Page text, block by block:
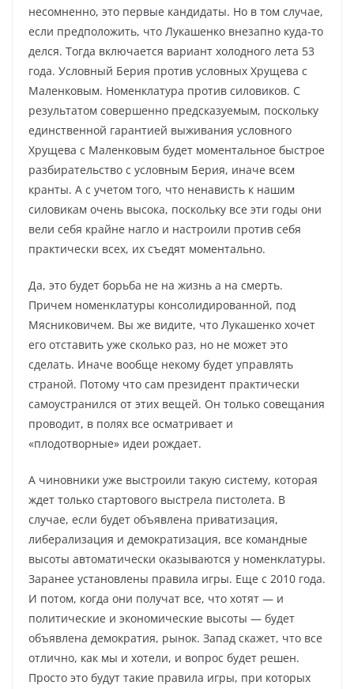
несомненно, это первые кандидаты. Но в том случае,
если предположить, что Лукашенко внезапно куда-то
делся. Тогда включается вариант холодного лета 53
года. Условный Берия против условных Хрущева с
Маленковым. Номенклатура против силовиков. С
результатом совершенно предсказуемым, поскольку
единственной гарантией выживания условного
Хрущева с Маленковым будет моментальное быстрое
разбирательство с условным Берия, иначе всем
кранты. А с учетом того, что ненависть к нашим
силовикам очень высока, поскольку все эти годы они
вели себя крайне нагло и настроили против себя
практически всех, их съедят моментально.
Да, это будет борьба не на жизнь а на смерть.
Причем номенклатуры консолидированной, под
Мясниковичем. Вы же видите, что Лукашенко хочет
его отставить уже сколько раз, но не может это
сделать. Иначе вообще некому будет управлять
страной. Потому что сам президент практически
самоустранился от этих вещей. Он только совещания
проводит, в полях все осматривает и
«плодотворные» идеи рождает.
А чиновники уже выстроили такую систему, которая
ждет только стартового выстрела пистолета. В
случае, если будет объявлена приватизация,
либерализация и демократизация, все командные
высоты автоматически оказываются у номенклатуры.
Заранее установлены правила игры. Еще с 2010 года.
И потом, когда они получат все, что хотят — и
политические и экономические высоты — будет
объявлена демократия, рынок. Запад скажет, что все
отлично, как мы и хотели, и вопрос будет решен.
Просто это будут такие правила игры, при которых